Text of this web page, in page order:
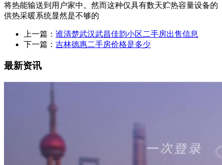
将热能输送到用户家中。然而这种仅具有数天贮热容量设备的
供热采暖系统显然是不够的
上一篇： 谁清楚武汉武昌佳韵小区二手房出售信息
下一篇： 吉林德惠二手房价格是多少
最新资讯